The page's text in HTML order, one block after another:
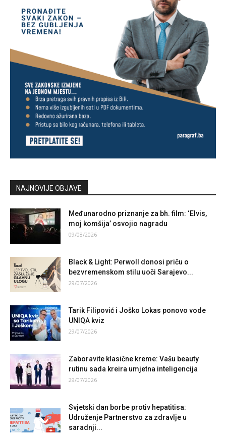
NAJNOVIJE OBJAVE
Međunarodno priznanje za bh. film: ‘Elvis,
moj komšija’ osvojio nagradu
09/08/2026
Black & Light: Perwoll donosi priču o
bezvremenskom stilu uoči Sarajevo...
29/07/2026
Tarik Filipović i Joško Lokas ponovo vode
UNIQA kviz
29/07/2026
Zaboravite klasične kreme: Vašu beauty
rutinu sada kreira umjetna inteligencija
29/07/2026
Svjetski dan borbe protiv hepatitisa:
Udruženje Partnerstvo za zdravlje u
saradnji...